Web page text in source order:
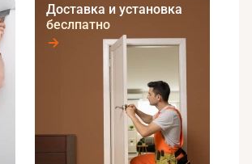
Доставка и установка
беслпатно